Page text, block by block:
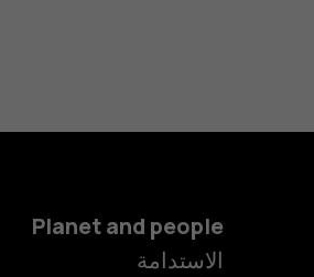
Planet and people
الاستدامة